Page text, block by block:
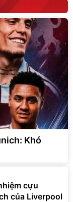
Khó
cựu
của Liverpool